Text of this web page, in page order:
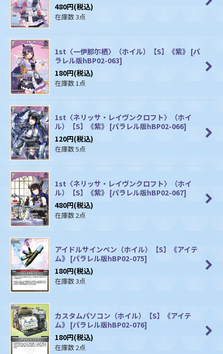
480円(税込)
在庫数 3点
1st〈一伊那尓栖〉（ホイル）【S】《紫》 [パ
ラレル版hBP02-063]
180円(税込)
在庫数 1点
1st〈ネリッサ・レイヴンクロフト〉（ホイ
ル）【S】《紫》 [パラレル版hBP02-066]
120円(税込)
在庫数 5点
1st〈ネリッサ・レイヴンクロフト〉（ホイ
ル）【S】《紫》 [パラレル版hBP02-067]
480円(税込)
在庫数 2点
アイドルサインペン（ホイル）【S】《アイテ
ム》 [パラレル版hBP02-075]
180円(税込)
在庫数 3点
カスタムパソコン（ホイル）【S】《アイテ
ム》 [パラレル版hBP02-076]
180円(税込)
在庫数 2点